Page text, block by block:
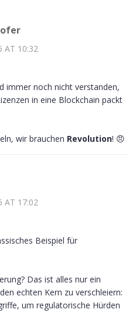
AT 10:32
immer noch nicht verstanden,
in eine Blockchain packt
wir brauchen Revolution! 😠
AT 17:02
Beispiel für
Das ist alles nur ein
echten Kern zu verschleiern:
um regulatorische Hürden